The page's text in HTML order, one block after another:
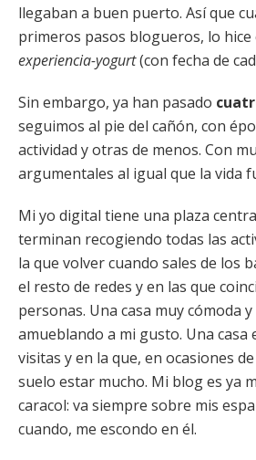
llegaban a buen puerto. Así que
primeros pasos blogueros, lo hice
experiencia-yogurt(con fecha de
Sin embargo, ya han pasado
seguimos al pie del cañón, con
actividad y otras de menos. Con
argumentales al igual que la vida
Mi yo digital tiene una plaza
terminan recogiendo todas las
la que volver cuando sales de los
el resto de redes y en las que
personas. Una casa muy cómoda
amueblando a mi gusto. Una casa
visitas y en la que, en ocasiones
suelo estar mucho. Mi blog es ya
caracol: va siempre sobre mis
cuando, me escondo en él.